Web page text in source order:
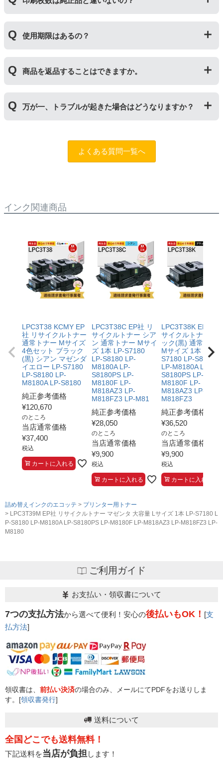
ートリッジのことです。「ドラム(感光体ユニット)」は
トナーを用紙に写すためのもので、トナーカートリッジ
の器にあたる部分になります。
トナーとドラムはそれぞれ印字できる枚数が異なってい
により使用できなくなった場合は、必ず分離してから新
しいものに交換してください。
一部型番は、純正品より多く印刷が可能なエコッテオリ
ジナルの【特別増量版】もございます。
使用期限はあるの？
サイクルトナー/ドラムに限り、レビューをご投稿いただ
くことで保証期間が2年に延長されます。
保証期間の2年以内に使い切るようお願いいたします。
商品を返品することはできますか。
用未開封の場合であっても対応することができません。
ご購入前に商品の型番などをよくご確認ください。な
ますので、お手数ですが当店までお問い合わせくださ
万が一、トラブルが起きた場合はどうなりますか？
問合フォーム
ふたつの保証」を設けておりますので、ご購入
よくある質問一覧へ
インク関連商品
LPC3T38 KCMY EP
社 リサイクルトナー
通常トナー Mサイズ
4色セット ブラック
(黒) シアン マゼンダ
イエロー LP-S7180
LP-S8180 LP-
M8180A LP-S8180
純正参考価格
¥120,670
のところ
当店通常価格
¥37,400
税込
カートに入れる
LPC3T38C EP社 リ
サイクルトナー シア
ン 通常トナー Mサイ
ズ 1本 LP-S7180
LP-S8180 LP-
M8180A LP-
S8180PS LP-
M8180F LP-
M818AZ3 LP-
M818FZ3 LP-M81
純正参考価格
¥28,050
のところ
当店通常価格
¥9,900
税込
カートに入れる
LPC3T38K EP社 リ
サイクルトナー ブ
ック(黒) 通常トナ
Mサイズ 1本 LP-
S7180 LP-S8180
LP-M8180A LP-
S8180PS LP-
M8180F LP-
M818AZ3 LP-
M818FZ3
純正参考価格
¥36,520
のところ
当店通常価格
¥9,900
税込
カートに入れる
詰め替えインクのエコッテ
プリンター用トナー
LPC3T39M EP社 リサイクルトナー マゼンタ 大容量 Lサイズ 1本 LP-S7180 L
P-S8180 LP-M8180A LP-S8180PS LP-M8180F LP-M818AZ3 LP-M818FZ3 LP-
M8180
ご利用ガイド
お支払い・領収書について
7つの支払方法から選べて便利！安心の後払いもOK！ [支
払方法]
領収書は、 前払い決済の場合のみ、メールにてPDFをお送りしま
す。[領収書発行]
送料について
全国どこでも送料無料！
下記送料を当店が負担 します！